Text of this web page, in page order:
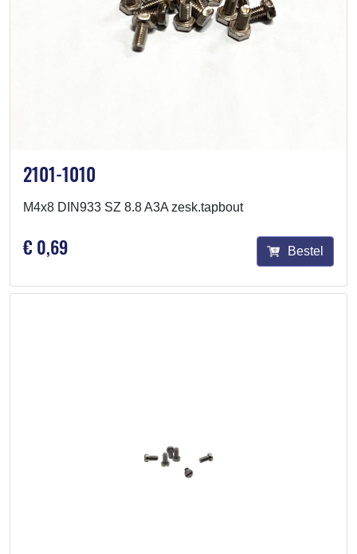
2101-1010
M4x8 DIN933 SZ 8.8 A3A zesk.tapbout
€ 0,69 Bestel